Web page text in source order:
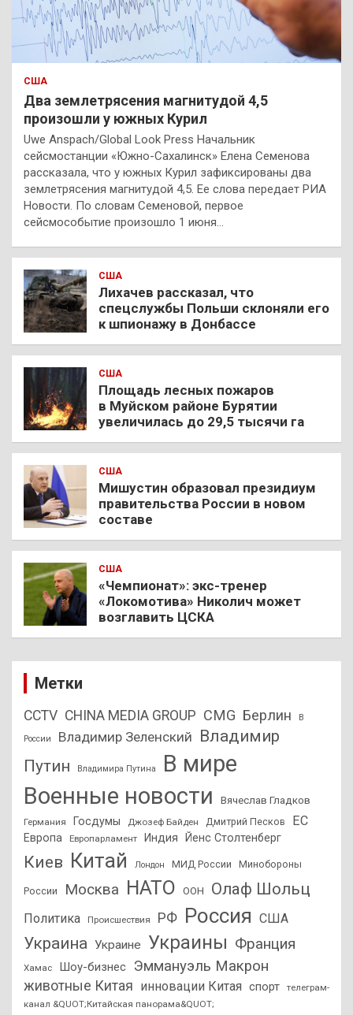
США
Два землетрясения магнитудой 4,5
произошли у южных Курил
Uwe Anspach/Global Look Press Начальник
сейсмостанции «Южно-Сахалинск» Елена Семенова
рассказала, что у южных Курил зафиксированы два
землетрясения магнитудой 4,5. Ее слова передает РИА
Новости. По словам Семеновой, первое
сейсмособытие произошло 1 июня…
США
Лихачев рассказал, что
спецслужбы Польши склоняли его
к шпионажу в Донбассе
США
Площадь лесных пожаров
в Муйском районе Бурятии
увеличилась до 29,5 тысячи га
США
Мишустин образовал президиум
правительства России в новом
составе
США
«Чемпионат»: экс-тренер
«Локомотива» Николич может
возглавить ЦСКА
Метки
CCTV CHINA MEDIA GROUP CMG Берлин В
России Владимир Зеленский Владимир
Путин
Владимира Путина
В мире
Военные новости
Вячеслав Гладков
Германия Госдумы Джозеф Байден Дмитрий Песков ЕС
Европа Европарламент Индия Йенс Столтенберг
Киев Китай Лондон МИД России Минобороны
России Москва НАТО ООН Олаф Шольц
Политика Происшествия РФ Россия США
Украина Украине Украины Франция
Хамас Шоу-бизнес Эммануэль Макрон
животные Китая инновации Китая спорт
телеграм-
канал &QUOT;Китайская панорама&QUOT;